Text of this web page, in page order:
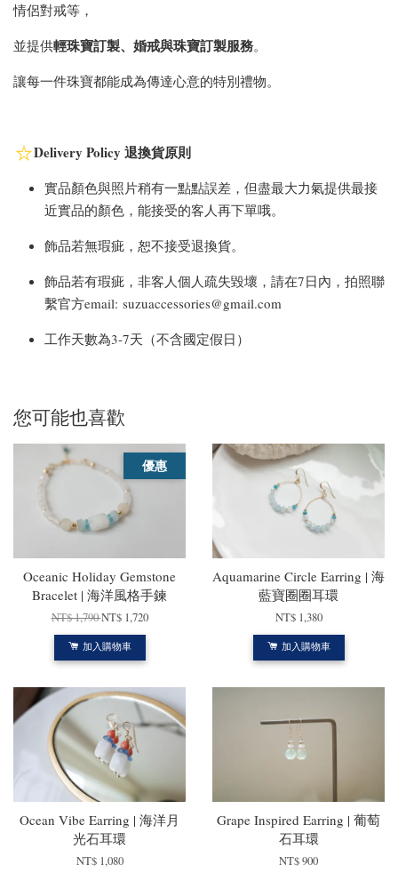
情侶對戒等，
並提供輕珠寶訂製、婚戒與珠寶訂製服務。
讓每一件珠寶都能成為傳達心意的特別禮物。
Delivery Policy 退換貨原則
實品顏色與照片稍有一點點誤差，但盡最大力氣提供最接
近實品的顏色，能接受的客人再下單哦。
飾品若無瑕疵，恕不接受退換貨。
飾品若有瑕疵，非客人個人疏失毀壞，請在7日內，拍照聯
繫官方email: suzuaccessories@gmail.com
工作天數為3-7天（不含國定假日）
您可能也喜歡
優惠
Oceanic Holiday Gemstone
Bracelet | 海洋風格手鍊
NT$ 1,790NT$ 1,720
加入購物車
Aquamarine Circle Earring | 海
藍寶圈圈耳環
NT$ 1,380
加入購物車
Ocean Vibe Earring | 海洋月
光石耳環
NT$ 1,080
Grape Inspired Earring | 葡萄
石耳環
NT$ 900